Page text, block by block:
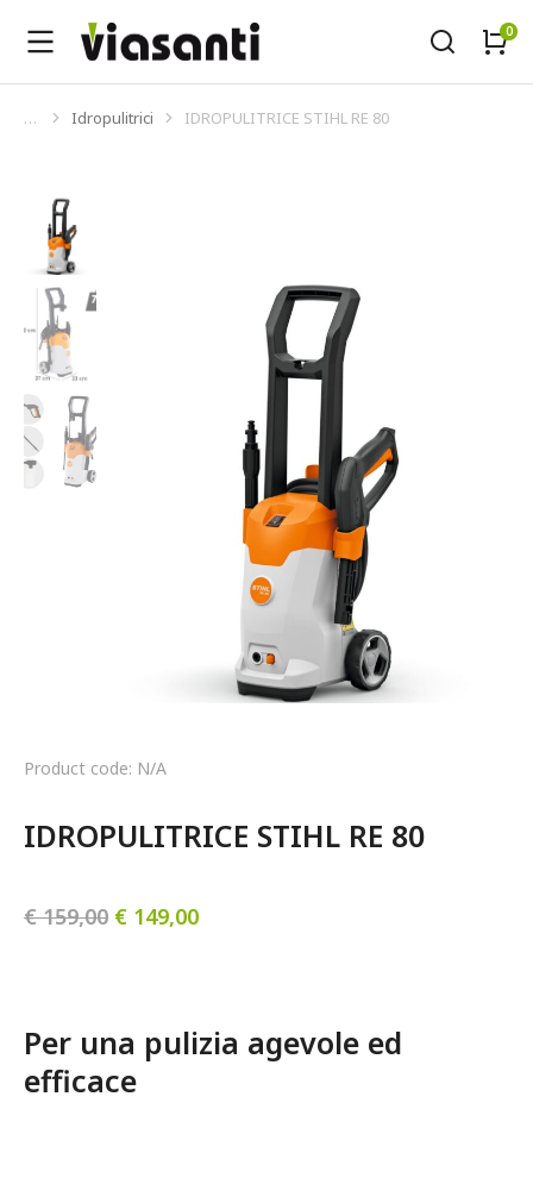
Tu sei qui:
Idropulitrici IDROPULITRICE STIHL RE 80
Product code: N/A
IDROPULITRICE STIHL RE 80
€159,00 € 149,00
Per una pulizia agevole ed
efficace